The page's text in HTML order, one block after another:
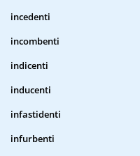
incedenti
incombenti
indicenti
inducenti
infastidenti
infurbenti